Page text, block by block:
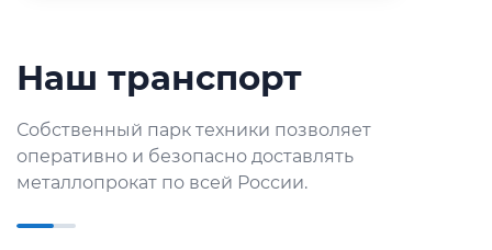
Наш транспорт
Собственный парк техники позволяет
оперативно и безопасно доставлять
металлопрокат по всей России.